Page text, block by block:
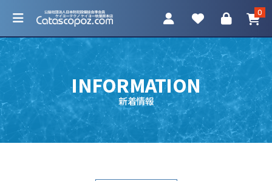
0
INFORMATION
新着情報
カテゴリ一覧
防犯カメラ